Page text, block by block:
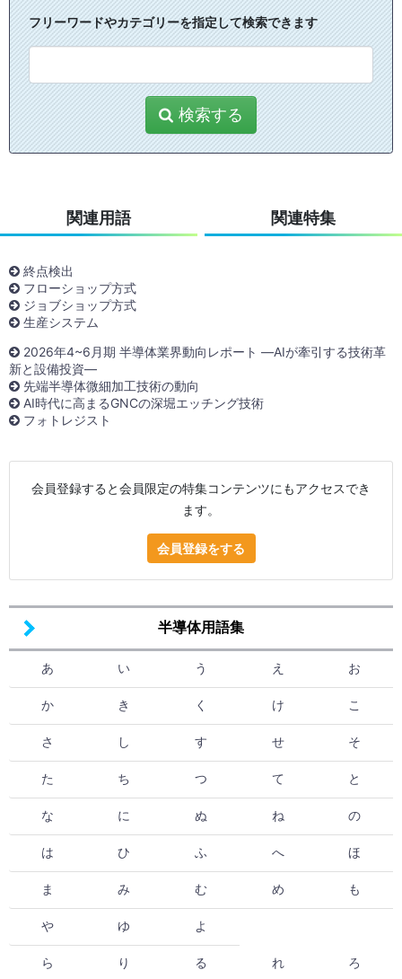
半導体用語集
あ い う え お
か き く け こ
さ し す せ そ
た ち つ て と
な に ぬ ね の
は ひ ふ へ ほ
ま み む め も
や ゆ よ
ら り る れ ろ
フリーワードやカテゴリーを指定して検索できます
検索する
関連用語 関連特集
終点検出
フローショップ方式
ジョブショップ方式
生産システム
2026年4~6月期 半導体業界動向レポート ―AIが牽引する技術革
新と設備投資―
先端半導体微細加工技術の動向
AI時代に高まるGNCの深堀エッチング技術
フォトレジスト
会員登録すると会員限定の特集コンテンツにもアクセスでき
ます。
会員登録をする